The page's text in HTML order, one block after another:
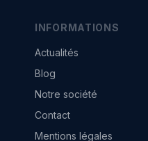
INFORMATIONS
Actualités
Blog
Notre société
Contact
Mentions légales